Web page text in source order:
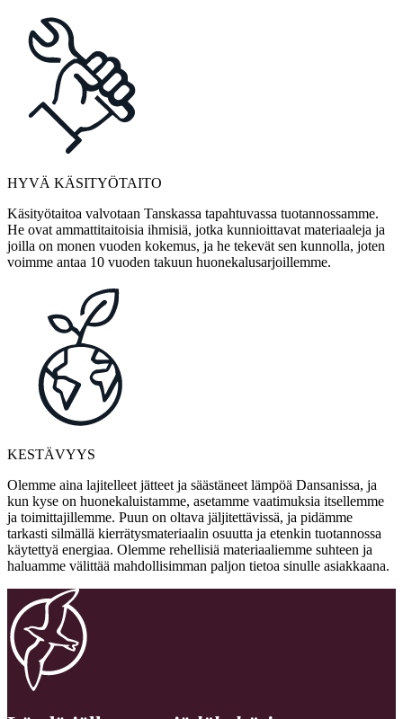
HYVÄ KÄSITYÖTAITO
Käsityötaitoa valvotaan Tanskassa tapahtuvassa tuotannossamme.
He ovat ammattitaitoisia ihmisiä, jotka kunnioittavat materiaaleja ja
joilla on monen vuoden kokemus, ja he tekevät sen kunnolla, joten
voimme antaa 10 vuoden takuun huonekalusarjoillemme.
KESTÄVYYS
Olemme aina lajitelleet jätteet ja säästäneet lämpöä Dansanissa, ja
kun kyse on huonekaluistamme, asetamme vaatimuksia itsellemme
ja toimittajillemme. Puun on oltava jäljitettävissä, ja pidämme
tarkasti silmällä kierrätysmateriaalin osuutta ja etenkin tuotannossa
käytettyä energiaa. Olemme rehellisiä materiaaliemme suhteen ja
haluamme välittää mahdollisimman paljon tietoa sinulle asiakkaana.